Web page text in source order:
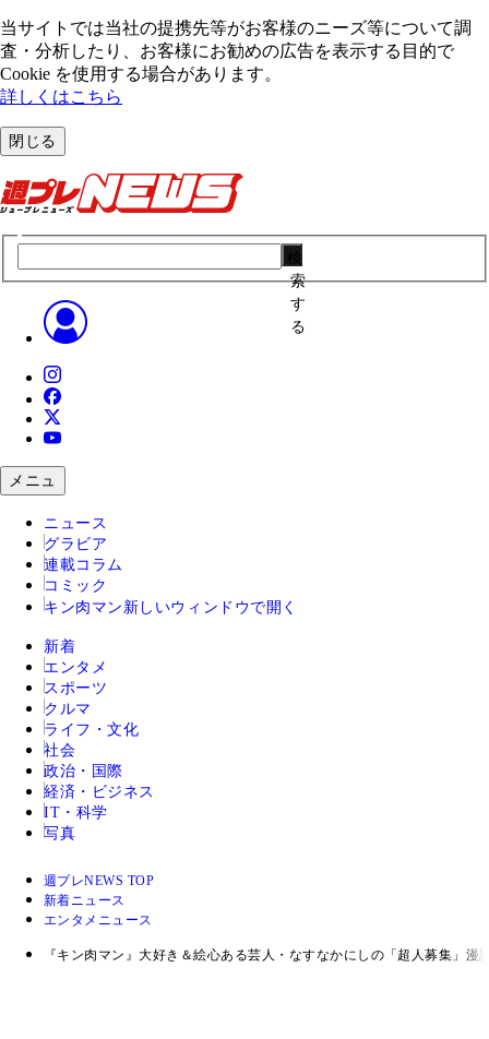
当サイトでは当社の提携先等がお客様のニーズ等について調
査・分析したり、お客様にお勧めの広告を表⽰する⽬的で
Cookie を使⽤する場合があります。
詳しくはこちら
閉じる
索
す
る
メニュ
ニュース
グラビア
連載コラム
コミック
キン肉マン 新しいウィンドウで開く
新着
エンタメ
スポーツ
クルマ
ライフ・文化
社会
政治・国際
経済・ビジネス
IT・科学
写真
週プレNEWS TOP
新着ニュース
エンタメニュース
『キン肉マン』大好き＆絵心ある芸人・なすなかにしの「超人募集」漫